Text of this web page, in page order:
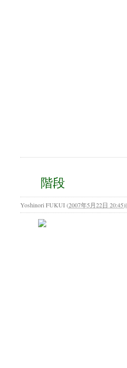
階段
Yoshinori FUKUI(2007年5月22日 20:45)|